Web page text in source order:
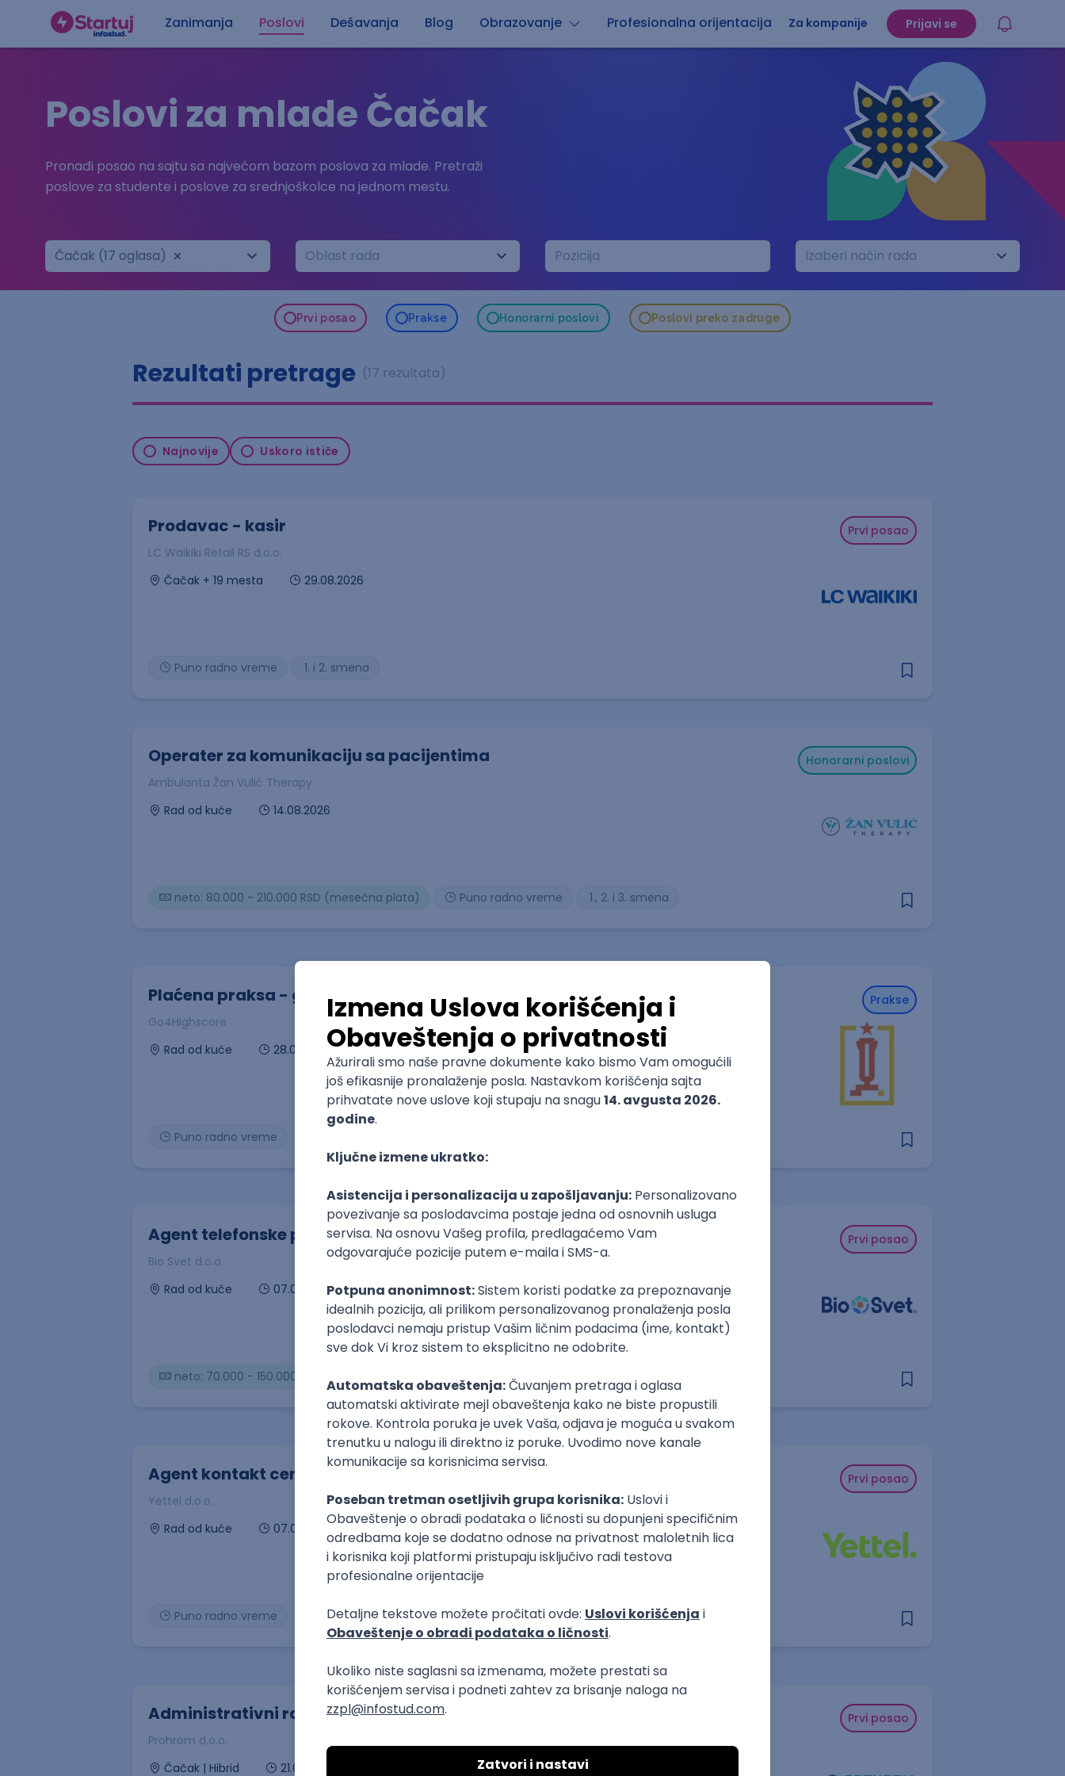
Zanimanja Poslovi Dešavanja Blog Obrazovanje Profesionalna orijentacija Za kompanije Prijavi se
Poslovi za mlade Čačak
Pronađi posao na sajtu sa najvećom bazom poslova za mlade. Pretraži
poslove za studente i poslove za srednjoškolce na jednom mestu.
Čačak (17 oglasa) Oblast rada Pozicija Izaberi način rada
Prvi posao Prakse Honorarni poslovi Poslovi preko zadruge
Rezultati pretrage (17 rezultata)
Najnovije Uskoro ističe
Prvi posao
Prodavac - kasir
LC Waikiki Retail RS d.o.o.
Čačak + 19 mesta
29.08.2026
1. i 2. smena
Puno radno vreme
Honorarni poslovi
Operater za komunikaciju sa pacijentima
Ambulanta Žan Vulić Therapy
Rad od kuće
14.08.2026
1., 2. i 3. smena
Puno radno vreme
neto: 80.000 - 210.000 RSD (mesečna plata)
Prakse
Plaćena praksa - grafički dizajn i video editovanje u marketinškoj agenciji
Go4Highscore
Rad od kuće
28.08.2026
Puno radno vreme
Prvi posao
Agent telefonske prodaje sa znanje rumunskog ili poljskog
Bio Svet d.o.o.
Rad od kuće
07.08.2026
1. smena
Puno radno vreme
neto: 70.000 - 150.000 RSD (mesečna plata)
Prvi posao
Agent kontakt centra - rad od kuće
Yettel d.o.o.
Rad od kuće
07.08.2026
Puno radno vreme
Prvi posao
Administrativni radnik
Prohrom d.o.o.
Čačak | Hibrid
21.08.2026